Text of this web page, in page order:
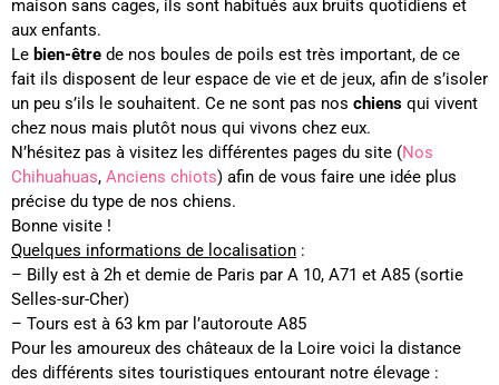
maison sans cages, ils sont habitués aux bruits quotidiens et
aux enfants.
Le bien-être de nos boules de poils est très important, de ce
fait ils disposent de leur espace de vie et de jeux, afin de s’isoler
un peu s’ils le souhaitent. Ce ne sont pas nos chiens qui vivent
chez nous mais plutôt nous qui vivons chez eux.
N’hésitez pas à visitez les différentes pages du site (Nos
Chihuahuas, Anciens chiots) afin de vous faire une idée plus
précise du type de nos chiens.
Bonne visite !
Quelques informations de localisation :
– Billy est à 2h et demie de Paris par A 10, A71 et A85 (sortie
Selles-sur-Cher)
– Tours est à 63 km par l’autoroute A85
Pour les amoureux des châteaux de la Loire voici la distance
des différents sites touristiques entourant notre élevage :